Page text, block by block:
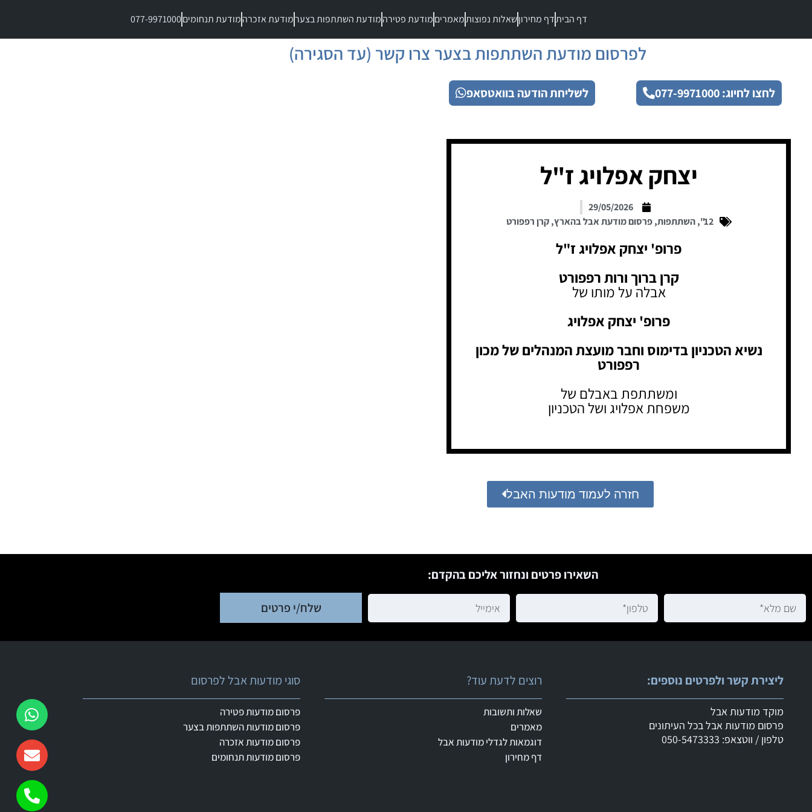
דף הביתדף מחירוןשאלות נפוצותמאמריםמודעת פטירהמודעת השתתפות בצערמודעת אזכרהמודעת תנחומים077-9971000
לפרסום מודעת השתתפות בצער צרו קשר (עד הסגירה)
לחצו לחיוג: 077-9971000 לשליחת הודעה בוואטסאפ
יצחק אפלויג ז"ל
29/05/2026
12"
,השתתפות,פרסום מודעת אבל בהארץ,קרן רפפורט
פרופ' יצחק אפלויג ז"ל
קרן ברוך ורות רפפורט
אבלה על מותו של
פרופ' יצחק אפלויג
נשיא הטכניון בדימוס וחבר מועצת המנהלים של מכון
רפפורט
ומשתתפת באבלם של
משפחת אפלויג ושל הטכניון
חזרה לעמוד מודעות האבל
השאירו פרטים ונחזור אליכם בהקדם:
שלח/י פרטים
ליצירת קשר ולפרטים נוספים:
מוקד מודעות אבל
פרסום מודעות אבל בכל העיתונים
טלפון / ווטצאפ: 050-5473333
רוצים לדעת עוד?
שאלות ותשובות
מאמרים
דוגמאות לגדלי מודעות אבל
דף מחירון
סוגי מודעות אבל לפרסום
פרסום מודעות פטירה
פרסום מודעות השתתפות בצער
פרסום מודעות אזכרה
פרסום מודעות תנחומים